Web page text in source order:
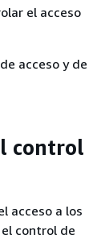
el acceso
acceso y de
control
acceso a los
control de